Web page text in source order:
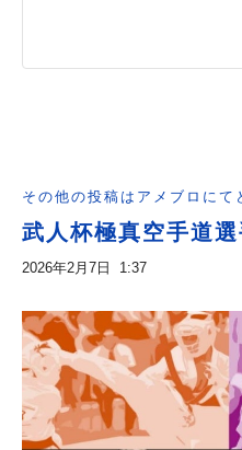
その他の投稿はアメブロに
武人杯極真空手道
2026年2月7日 1:37